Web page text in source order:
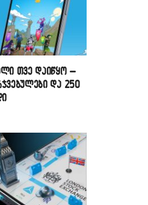
თვე დაიწყო –
და 250